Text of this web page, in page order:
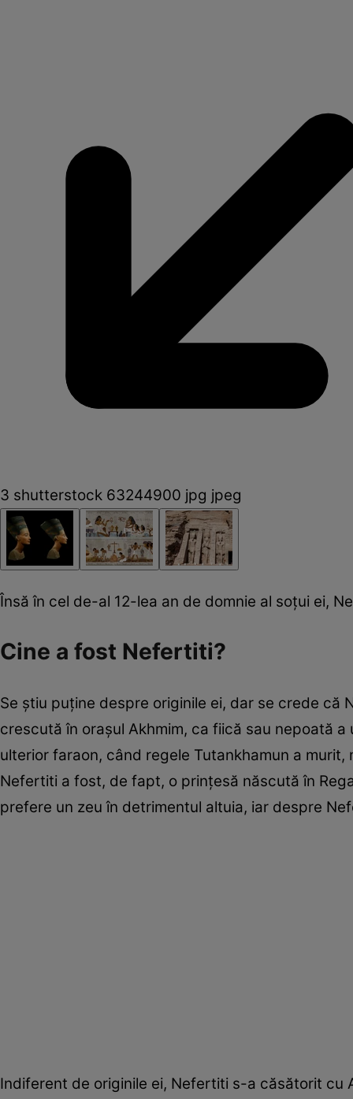
3 shutterstock 63244900 jpg jpeg
Însă în cel de-al 12-lea an de domnie al soţui ei,
Cine a fost Nefertiti?
Se ştiu puţine despre originile ei, dar se crede că
crescută în oraşul Akhmim, ca fiică sau nepoată
ulterior faraon, când regele Tutankhamun a
Nefertiti a fost, de fapt, o prinţesă născută în
prefere un zeu în detrimentul altuia, iar despre
Indiferent de originile ei, Nefertiti s-a căsătorit cu